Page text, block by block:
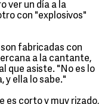
ver un día a la
con "explosivos"
fabricadas con
a la cantante,
que asiste. "No es lo
y ella lo sabe."
es corto y muy rizado,